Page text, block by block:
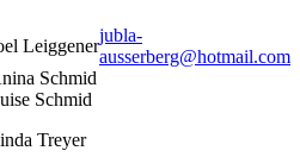
Leiggener
jubla-
ausserberg@hotmail.com
Schmid
Schmid
Treyer